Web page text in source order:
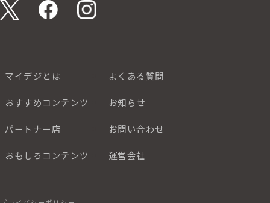
マイデジとは よくある質問
おすすめコンテンツ お知らせ
パートナー店 お問い合わせ
おもしろコンテンツ 運営会社